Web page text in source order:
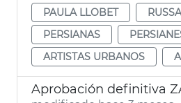
PAULA LLOBET
PERSIANAS
ARTISTAS URBANOS